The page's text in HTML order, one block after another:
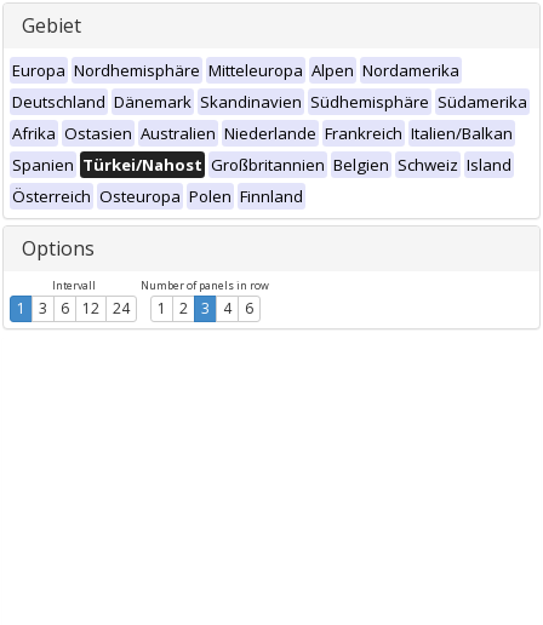
Gebiet
Europa Nordhemisphäre Mitteleuropa Alpen Nordamerika
Deutschland Dänemark Skandinavien Südhemisphäre Südamerika
Afrika Ostasien Australien Niederlande Frankreich Italien/Balkan
Spanien Türkei/Nahost Großbritannien Belgien Schweiz Island
Österreich Osteuropa Polen Finnland
Options
Intervall
1 3 6 12 24
Number of panels in row
1 2 3 4 6